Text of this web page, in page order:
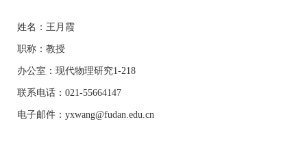
姓名：王月霞
职称：教授
办公室：现代物理研究1-218
联系电话： 021-55664147
电子邮件： yxwang@fudan.edu.cn